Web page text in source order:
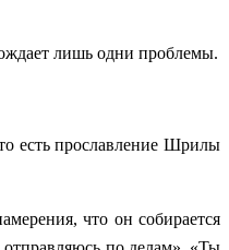
лишь одни проблемы.
есть прославление Шрилы
что он собирается